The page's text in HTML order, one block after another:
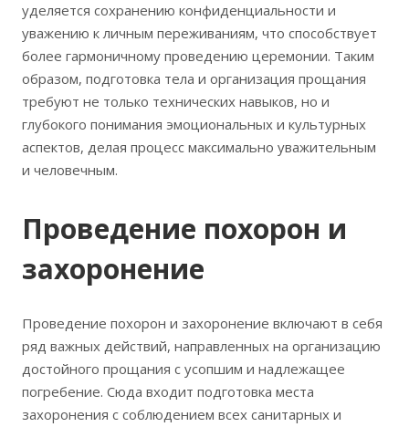
уделяется сохранению конфиденциальности и
уважению к личным переживаниям, что способствует
более гармоничному проведению церемонии. Таким
образом, подготовка тела и организация прощания
требуют не только технических навыков, но и
глубокого понимания эмоциональных и культурных
аспектов, делая процесс максимально уважительным
и человечным.
Проведение похорон и
захоронение
Проведение похорон и захоронение включают в себя
ряд важных действий, направленных на организацию
достойного прощания с усопшим и надлежащее
погребение. Сюда входит подготовка места
захоронения с соблюдением всех санитарных и